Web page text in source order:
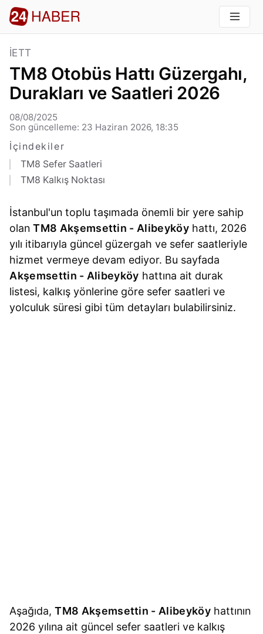
İETT
TM8 Otobüs Hattı Güzergahı,
Durakları ve Saatleri 2026
08/08/2025
Son güncelleme: 23 Haziran 2026, 18:35
İçindekiler
TM8 Sefer Saatleri
TM8 Kalkış Noktası
İstanbul'un toplu taşımada önemli bir yere sahip
olanTM8 Akşemsettin - Alibeyköy hattı, 2026
yılı itibarıyla güncel güzergah ve sefer saatleriyle
hizmet vermeye devam ediyor. Bu sayfada
Akşemsettin - Alibeyköy hattına ait durak
listesi, kalkış yönlerine göre sefer saatleri ve
yolculuk süresi gibi tüm detayları bulabilirsiniz.
Aşağıda,TM8 Akşemsettin - Alibeyköy hattının
2026 yılına ait güncel sefer saatleri ve kalkış